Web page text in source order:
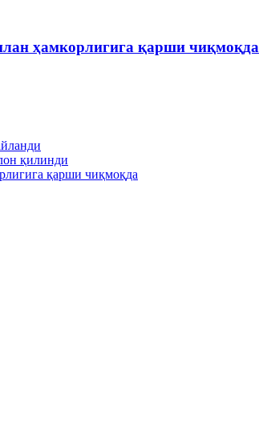
ҳамкорлигига қарши чиқмоқда
қилинди
қарши чиқмоқда